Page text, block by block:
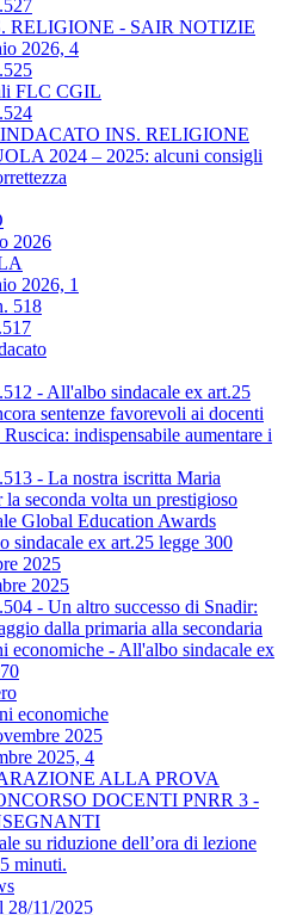
RELIGIONE - SAIR NOTIZIE
2026, 4
FLC CGIL
INS. RELIGIONE
2024 – 2025: alcuni consigli
2026
2026, 1
518
- All'albo sindacale ex art.25
sentenze favorevoli ai docenti
indispensabile aumentare i
- La nostra iscritta Maria
seconda volta un prestigioso
Global Education Awards
sindacale ex art.25 legge 300
2025
2025
- Un altro successo di Snadir:
dalla primaria alla secondaria
economiche - All'albo sindacale ex
economiche
2025
2025, 4
ALLA PROVA
DOCENTI PNRR 3 -
su riduzione dell’ora di lezione
minuti.
28/11/2025